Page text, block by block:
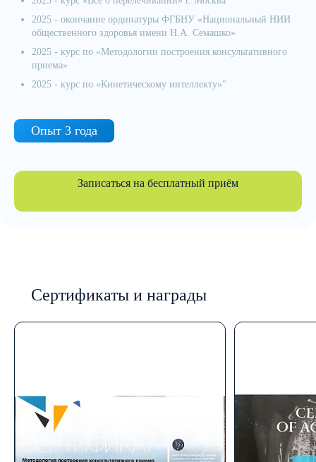
2025 - окончание ординатуры ФГБНУ «Национальный НИИ
общественного здоровья имени Н.А. Семашко»
2025 - курс по «Методологии построения консультативного
приема»
2025 - курс по «Кинетическому интеллекту»"
Опыт 3 года
Записаться на бесплатный приём
Сертификаты и награды